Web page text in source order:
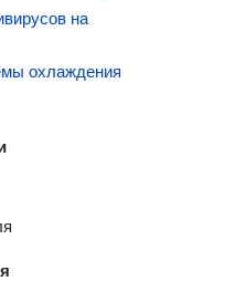
на
охлаждения